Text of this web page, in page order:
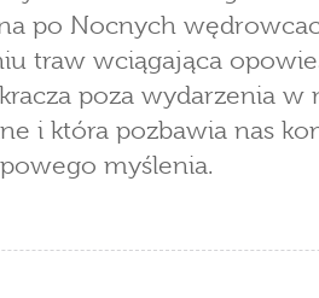
po Nocnych
traw wciągająca
poza wydarzenia w
i która pozbawia nas
myślenia.